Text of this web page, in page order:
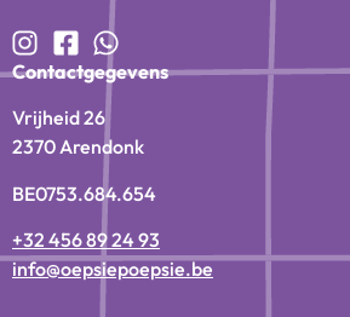
Contactgegevens
Vrijheid 26
2370 Arendonk
BE0753.684.654
+32 456 89 24 93
info@oepsiepoepsie.be